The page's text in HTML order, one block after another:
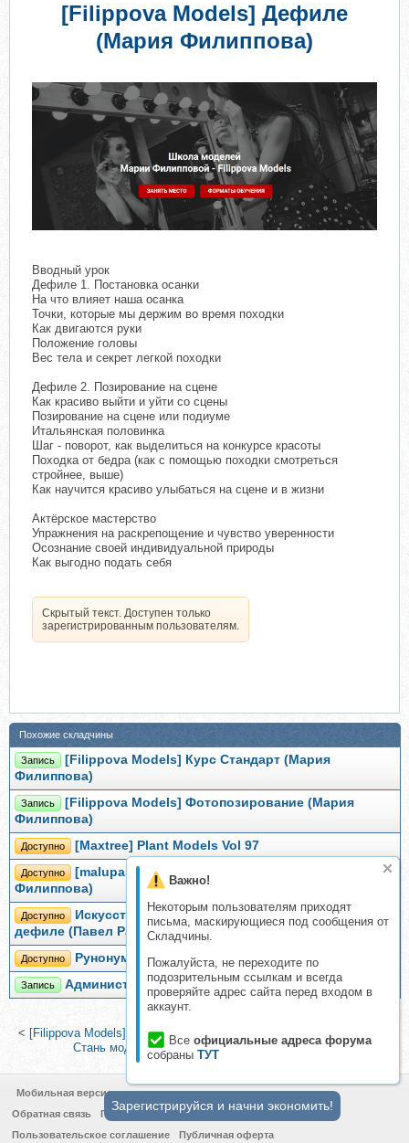
Важно!
Некоторым пользователям приходят
письма, маскирующиеся под сообщения от
Складчины.
Пожалуйста, не переходите по
подозрительным ссылкам и всегда
проверяйте адрес сайта перед входом в
аккаунт.
Все официальные адреса форума
собраны ТУТ
[Filippova Models] Дефиле
(Мария Филиппова)
Вводный урок
Дефиле 1. Постановка осанки
На что влияет наша осанка
Точки, которые мы держим во время походки
Как двигаются руки
Положение головы
Вес тела и секрет легкой походки
Дефиле 2. Позирование на сцене
Как красиво выйти и уйти со сцены
Позирование на сцене или подиуме
Итальянская половинка
Шаг - поворот, как выделиться на конкурсе красоты
Походка от бедра (как с помощью походки смотреться
стройнее, выше)
Как научится красиво улыбаться на сцене и в жизни
Актёрское мастерство
Упражнения на раскрепощение и чувство уверенности
Осознание своей индивидуальной природы
Как выгодно подать себя
Скрытый текст. Доступен только
зарегистрированным пользователям.
Похожие складчины
Запись
[Filippova Models] Курс Cтандарт (Мария
Филиппова)
Запись
[Filippova Models] Фотопозирование (Мария
Филиппова)
Доступно [Maxtree] Plant Models Vol 97
Доступно
[malupasy_brooch] Жаба Квасилиса (Марина
Филиппова)
Доступно
Искусство женского флирта, соблазнения и
дефиле (Павел Раков)
Доступно Рунонумерология (Елена Филиппова)
Запись Администратор соц.сетей (Ольга Филиппова)
< [Filippova Models] Курс Cтандарт (Мария Филиппова) |
Стань моделью за 14 шагов (Мария Бабкина) >
Мобильная версия
Обратная связь
Политика конфиденциальности
Пользовательское соглашение
Публичная оферта
Зарегистрируйся и начни экономить!